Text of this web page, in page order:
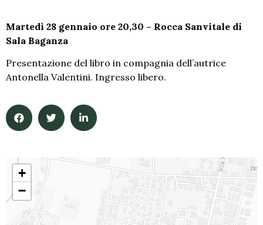
Martedì 28 gennaio ore 20,30 – Rocca Sanvitale di
Sala Baganza
Presentazione del libro in compagnia dell’autrice
Antonella Valentini. Ingresso libero.
+
−